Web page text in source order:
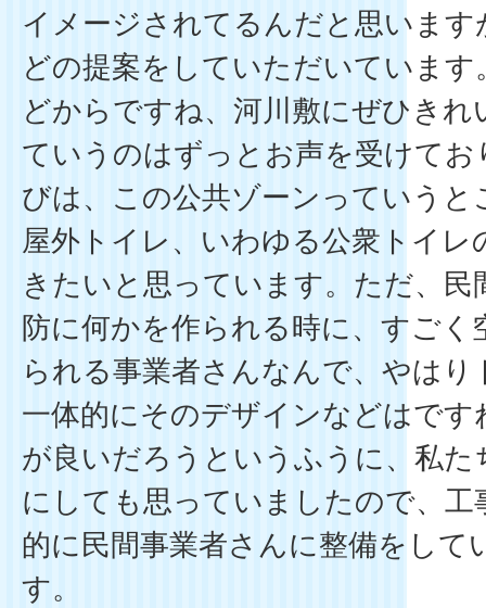
イメージされてるんだと思いま
どの提案をしていただいていま
どからですね、河川敷にぜひき
ていうのはずっとお声を受けて
びは、この公共ゾーンっていう
屋外トイレ、いわゆる公衆トイ
きたいと思っています。ただ、
防に何かを作られる時に、すご
られる事業者さんなんで、やは
一体的にそのデザインなどはで
が良いだろうというふうに、私
にしても思っていましたので、
的に民間事業者さんに整備をし
す。